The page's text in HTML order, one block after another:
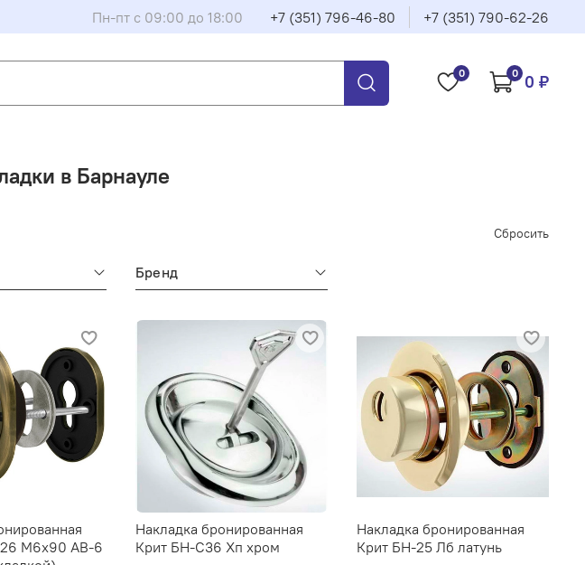
Пн-пт с 09:00 до 18:00 +7 (351) 796-46-80 +7 (351) 790-62-26
0 0 0 ₽
в Барнауле
Сбросить
Бренд
6
Накладка бронированная
Крит БН-С36 Хп хром
Накладка бронированная
Крит БН-25 Лб латунь